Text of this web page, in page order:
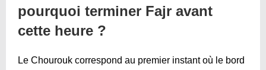
pourquoi terminer Fajr avant
cette heure ?
Le Chourouk correspond au premier instant où le bord